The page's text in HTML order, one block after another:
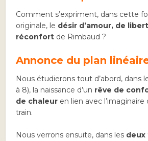
Comment s’expriment, dans cette
originale, le désir d’amour, de
réconfort de Rimbaud ?
Annonce du plan
Nous étudierons tout d’abord, dans
à 8), la naissance d’un rêve de
de chaleur en lien avec
train.
Nous verrons ensuite, dans les